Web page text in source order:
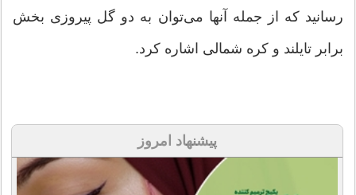
رسانید که از جمله آنها می‌توان به دو گل پیروزی بخش
برابر تایلند و کره شمالی اشاره کرد.
پیشنهاد امروز